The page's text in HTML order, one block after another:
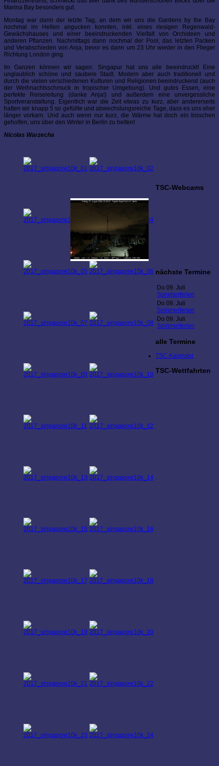
Marina Bay besonders gut.
Montag war dann der letzte Tag, an dem wir uns die Gardens by the Bay
nochmal im Hellen angucken konnten, inkl. eines riesigen Regenwald-
Gewächshauses und einer beeindruckenden Vielfalt von Orchideen und
anderen Pflanzen. Nachmittags dann nochmal der Pool, das letzten Packen
und Verabschieden von Anja, bevor es dann um 23 Uhr wieder in den Flieger
Richtung London ging.
Im Ganzen können wir sagen: Singapur hat uns alle beeindruckt! Eine
unglaublich schöne und saubere Stadt. Modern aber auch traditionell und
durch die vielen verschiedenen Kulturen und Religionen beeindruckend (auch
der Weihnachtsschmuck in tropischer Umgebung). Und gutes Essen, eine
perfekte Reiseleitung (danke Anja!) und außerdem eine unvergessliche
Sportveranstaltung. Eigentlich war die Zeit etwas zu kurz, aber andererseits
hatten wir knapp 5 so gefüllte und abwechslungsreiche Tage, dass es uns eher
länger vorkam. Und auch wenn nur kurz, die Wärme hat doch ein bisschen
geholfen, uns über den Winter in Berlin zu helfen!
Nicolas Warzecha
TSC-Webcams
nächste Termine
Do 09. Juli
Sommerferien
Do 09. Juli
Sommerferien
Do 09. Juli
Sommerferien
alle Termine
TSC-Kalender
TSC-Wettfahrten